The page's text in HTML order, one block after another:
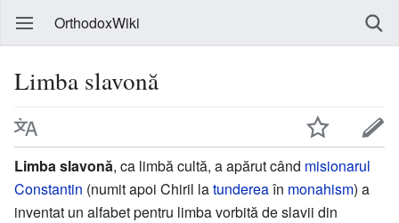
OrthodoxWiki
Limba slavonă
Limba slavonă, ca limbă cultă, a apărut când misionarul
Constantin (numit apoi Chiril latundereaîn monahism) a
inventat un alfabet pentru limba vorbită de slavii din